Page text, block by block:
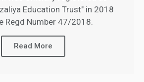
Education Trust" in 2018
Regd Number 47/2018.
Read More